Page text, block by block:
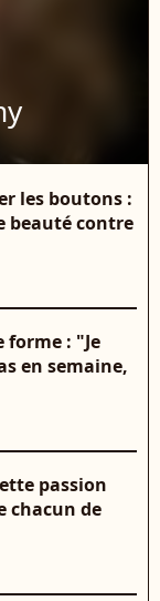
les boutons :
beauté contre
forme : "Je
en semaine,
passion
chacun de